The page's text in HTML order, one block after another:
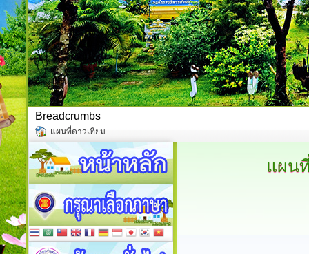
Breadcrumbs
แผนที่ดาวเทียม
แผน